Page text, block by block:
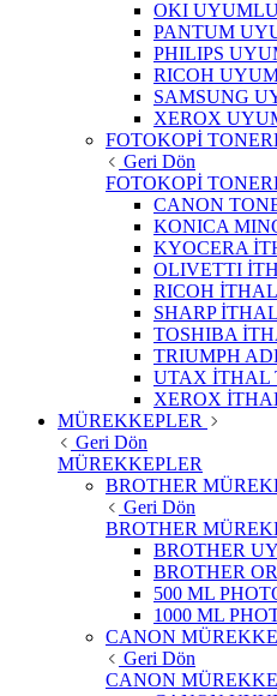
OKI UYUMLU
PANTUM
PHILIPS
RICOH
SAMSUNG
XEROX
FOTOKOPİ
Geri Dön
FOTOKOPİ
CANON
KONICA
KYOCERA
OLIVETTI
RICOH
SHARP
TOSHIBA
TRIUMPH
UTAX İTHAL
XEROX
MÜREKKEPLER
Geri Dön
MÜREKKEPLER
BROTHER
Geri Dön
BROTHER
BROTHER
BROTHER
500 ML
1000 ML
CANON
Geri Dön
CANON